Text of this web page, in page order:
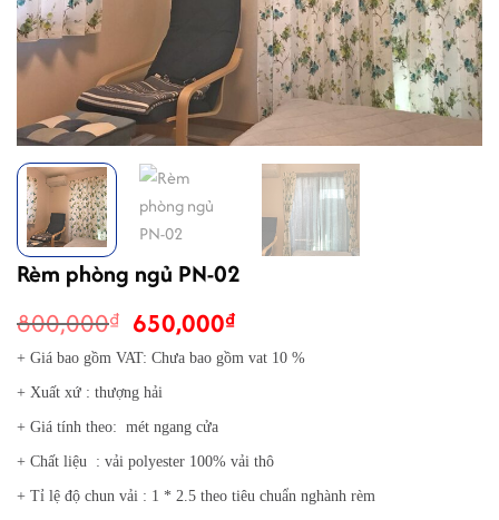
Rèm phòng ngủ PN-02
800,000₫ Giá
gốc
là:
800,000₫.
650,000₫Giá
hiện
tại
+ Giá bao gồm VAT: Chưa bao gồm vat 10 %
+ Xuất xứ : thượng hải
+ Giá tính theo: mét ngang cửa
+ Chất liệu : vải polyester 100% vải thô
+ Tỉ lệ độ chun vải : 1 * 2.5 theo tiêu chuẩn nghành rèm